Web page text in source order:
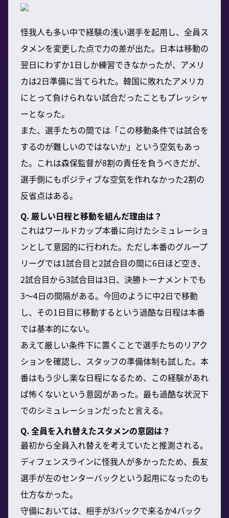
怪我人も多い中で経験の浅い選手を起用し、全員ス
タメンを変更した点で力の差が出た。日本は移動の
翌日にわずか1日しか練習できなかったが、アメリ
カは2日準備に当てられた。韓国に敗れたアメリカ
にとって負けられない試合だったこともプレッシャ
ーとなった。
また、選手たちの間では「この移動条件では試合を
するのが難しいのではないか」という空気もあっ
た。これは森保監督が8割の責任を負うべきだが、
選手側にもポジティブな空気を作れなかった2割の
反省点はある。
Q. 厳しい日程と移動を組んだ理由は？
これはワールドカップ本番に向けたシミュレーショ
ンとして意図的に行われた。ただし本番のグループ
リーグでは1試合目と2試合目の間に6日ほど空き、
2試合目から3試合目は3日、決勝トーナメントでも
3〜4日の間隔がある。今回のように中2日で移動
し、その1日目に移動するという過酷な日程は本番
では基本的にない。
あえて厳しい条件下に置くことで選手たちのリアク
ションを確認し、スタッフの準備体制も試した。本
番はもう少し楽な日程になるため、この経験があれ
ば怖くないという意図があった。最も過酷な状況下
でのシミュレーションだったと言える。
Q. 全員を入れ替えたスタメンの意図は？
最初から全員入れ替えを考えていたと推測される。
ディフェンスラインに怪我人が多かったため、長友
選手が左のセンターバックという起用になったのも
仕方なかった。
守備においては、相手が3バックで来るか4バック